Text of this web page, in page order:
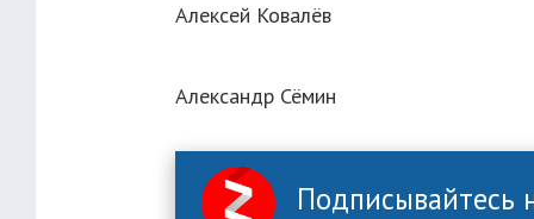
Алексей Ковалёв
Александр Сёмин
Подписывайтесь